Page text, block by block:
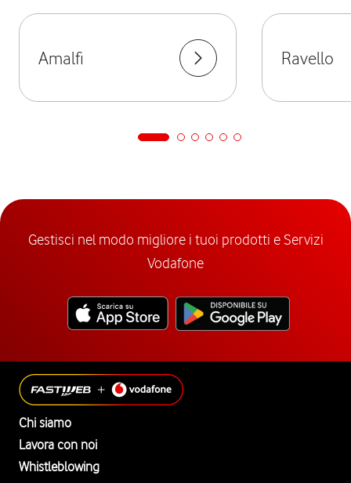
Amalfi Ravello
Gestisci nel modo migliore i tuoi prodotti e Servizi
Vodafone
Chi siamo
Lavora con noi
Whistleblowing